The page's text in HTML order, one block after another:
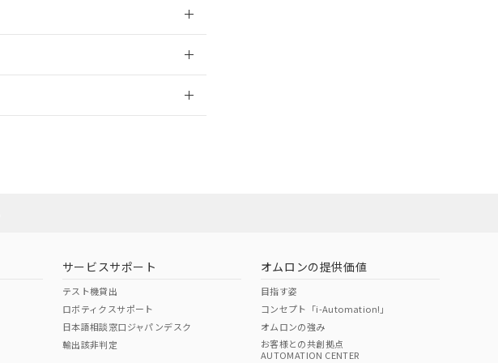
サービスサポート
テスト機貸出
ロボティクスサポート
日本語相談窓口ジャパンデスク
輸出該非判定
オムロンの提供価値
目指す姿
コンセプト「i-Automation!」
オムロンの強み
お客様との共創拠点
AUTOMATION CENTER